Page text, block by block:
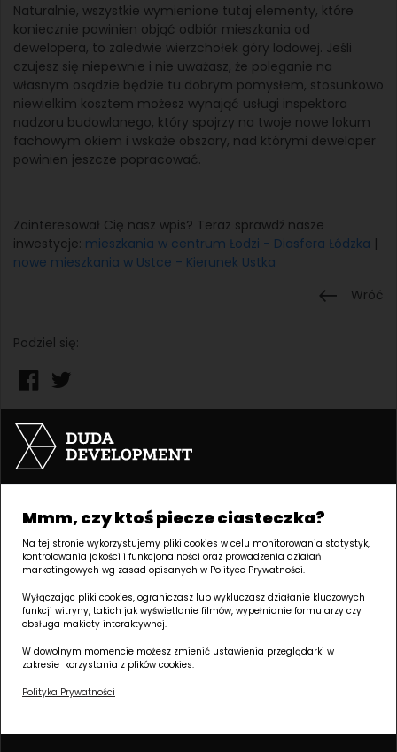
Mmm, czy ktoś piecze ciasteczka?
Na tej stronie wykorzystujemy pliki cookies w celu monitorowania statystyk,
kontrolowania jakości i funkcjonalności oraz prowadzenia działań
marketingowych wg zasad opisanych w Polityce Prywatności.
Wyłączając pliki cookies, ograniczasz lub wykluczasz działanie kluczowych
funkcji witryny, takich jak wyświetlanie filmów, wypełnianie formularzy czy
obsługa makiety interaktywnej.
W dowolnym momencie możesz zmienić ustawienia przeglądarki w
zakresie korzystania z plików cookies.
Polityka Prywatności
Naturalnie, wszystkie wymienione tutaj elementy, które
koniecznie powinien objąć odbiór mieszkania od
dewelopera, to zaledwie wierzchołek góry lodowej. Jeśli
czujesz się niepewnie i nie uważasz, że poleganie na
własnym osądzie będzie tu dobrym pomysłem, stosunkowo
niewielkim kosztem możesz wynająć usługi inspektora
nadzoru budowlanego, który spojrzy na twoje nowe lokum
fachowym okiem i wskaże obszary, nad którymi deweloper
powinien jeszcze popracować.
Zainteresował Cię nasz wpis? Teraz sprawdź nasze
inwestycje: mieszkania w centrum Łodzi - Diasfera Łódzka |
nowe mieszkania w Ustce - Kierunek Ustka
Wróć
Podziel się:
Powiązane wpisy
Jakie mieszkanie dla singla?
dwupokojowego
Zakup nieruchomości
Wybór mieszkania dla jednej osoby tylko na pierwszy rzut
automatycznie zakłada, że najlepszym wyborem będzie
kawalerka. Tyle że w praktyce taka decyzja rzadko
Łodzi? Porównanie najpopularniejszych